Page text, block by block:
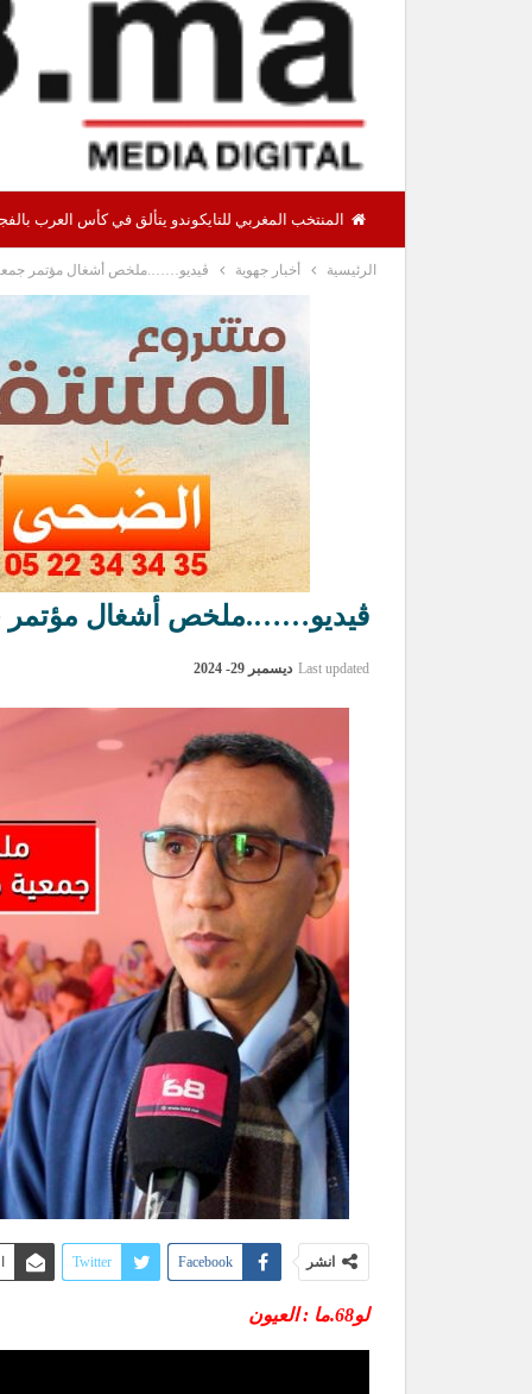
المنتخب المغربي للتايكوندو يتألق في كأس العرب بالفجيرة ويحرز 12 ميدالية منها 8
الرئيسية أخبار جهوية ڨيديو…….ملخص أشغال مؤتمر جمعية
ڨيديو…….ملخص أشغال مؤتمر
Last updated ديسمبر 29- 2024
انشر Facebook
Twitter
لو68.ما : العيون